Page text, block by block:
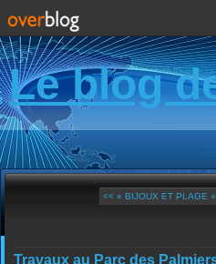
Le blog
<< « BIJOUX ET PLAGE »
Travaux au Parc des